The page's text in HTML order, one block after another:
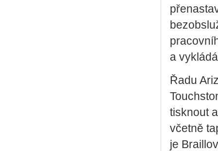
a
Řadu
tisknout
včetně
je